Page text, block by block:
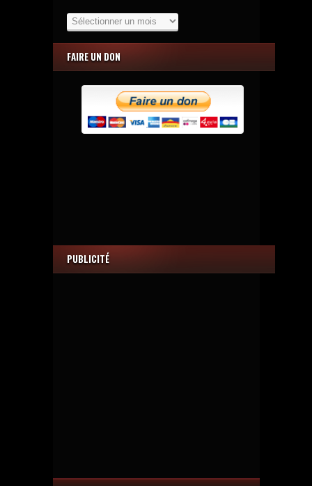
Archives
FAIRE UN DON
PUBLICITÉ